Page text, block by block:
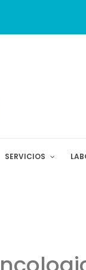
SERVICIOS